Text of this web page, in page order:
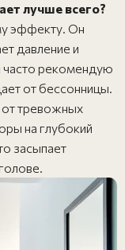
лучше всего?
эффекту. Он
давление и
часто рекомендую
от бессонницы.
от тревожных
на глубокий
засыпает